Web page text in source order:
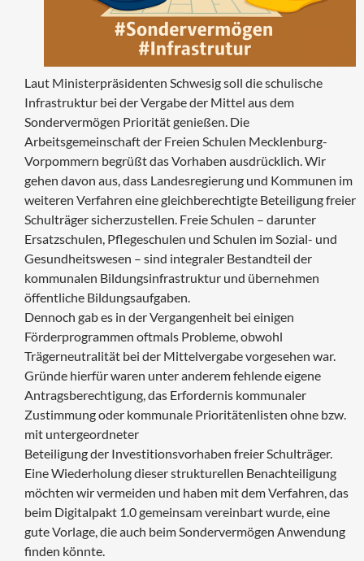
Laut Ministerpräsidenten Schwesig soll die schulische
Infrastruktur bei der Vergabe der Mittel aus dem
Sondervermögen Priorität genießen. Die
Arbeitsgemeinschaft der Freien Schulen Mecklenburg-
Vorpommern begrüßt das Vorhaben ausdrücklich. Wir
gehen davon aus, dass Landesregierung und Kommunen im
weiteren Verfahren eine gleichberechtigte Beteiligung freier
Schulträger sicherzustellen. Freie Schulen – darunter
Ersatzschulen, Pflegeschulen und Schulen im Sozial- und
Gesundheitswesen – sind integraler Bestandteil der
kommunalen Bildungsinfrastruktur und übernehmen
öffentliche Bildungsaufgaben.
Dennoch gab es in der Vergangenheit bei einigen
Förderprogrammen oftmals Probleme, obwohl
Trägerneutralität bei der Mittelvergabe vorgesehen war.
Gründe hierfür waren unter anderem fehlende eigene
Antragsberechtigung, das Erfordernis kommunaler
Zustimmung oder kommunale Prioritätenlisten ohne bzw.
mit untergeordneter
Beteiligung der Investitionsvorhaben freier Schulträger.
Eine Wiederholung dieser strukturellen Benachteiligung
möchten wir vermeiden und haben mit dem Verfahren, das
beim Digitalpakt 1.0 gemeinsam vereinbart wurde, eine
gute Vorlage, die auch beim Sondervermögen Anwendung
finden könnte.